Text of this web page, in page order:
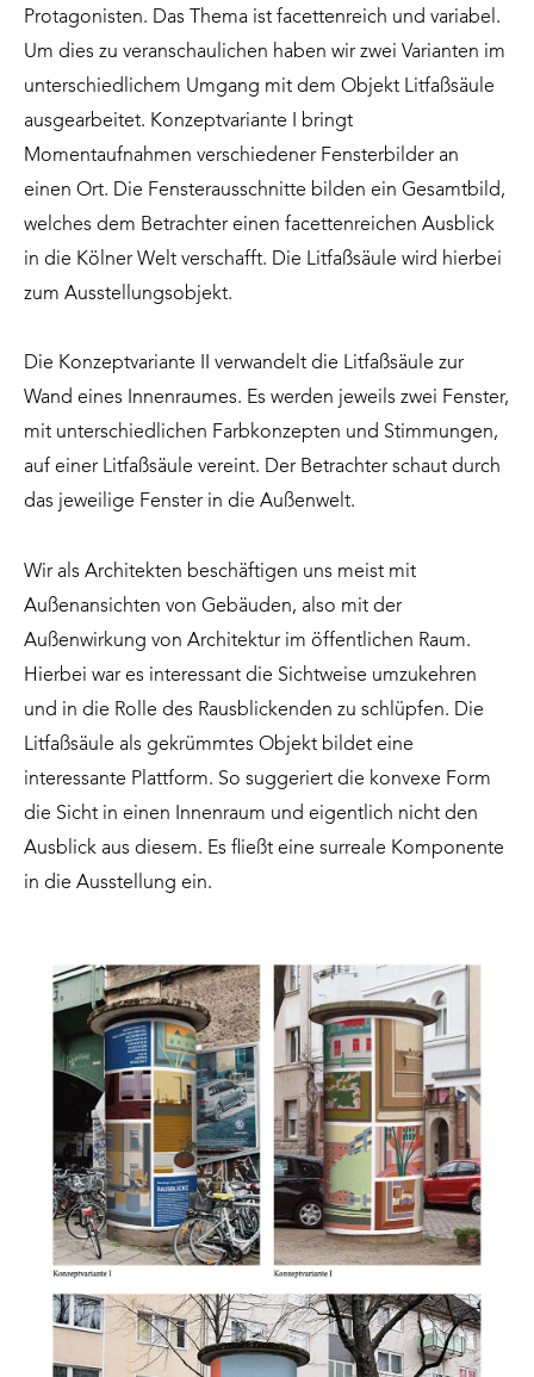
Protagonisten. Das Thema ist facettenreich und variabel.
Um dies zu veranschaulichen haben wir zwei Varianten im
unterschiedlichem Umgang mit dem Objekt Litfaßsäule
ausgearbeitet. Konzeptvariante I bringt
Momentaufnahmen verschiedener Fensterbilder an
einen Ort. Die Fensterausschnitte bilden ein Gesamtbild,
welches dem Betrachter einen facettenreichen Ausblick
in die Kölner Welt verschafft. Die Litfaßsäule wird hierbei
zum Ausstellungsobjekt.
Die Konzeptvariante II verwandelt die Litfaßsäule zur
Wand eines Innenraumes. Es werden jeweils zwei Fenster,
mit unterschiedlichen Farbkonzepten und Stimmungen,
auf einer Litfaßsäule vereint. Der Betrachter schaut durch
das jeweilige Fenster in die Außenwelt.
Wir als Architekten beschäftigen uns meist mit
Außenansichten von Gebäuden, also mit der
Außenwirkung von Architektur im öffentlichen Raum.
Hierbei war es interessant die Sichtweise umzukehren
und in die Rolle des Rausblickenden zu schlüpfen. Die
Litfaßsäule als gekrümmtes Objekt bildet eine
interessante Plattform. So suggeriert die konvexe Form
die Sicht in einen Innenraum und eigentlich nicht den
Ausblick aus diesem. Es fließt eine surreale Komponente
in die Ausstellung ein.